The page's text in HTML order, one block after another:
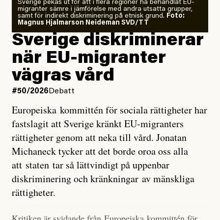
analyserat hur de olika klimatmodellerna bedömer
läget för hur den begynnande El Niño-händelsen ska
utveckla sig. El Niño är ett återkommande
väderfenomen som uppstår när havsvattnet i delar av
Stilla havet blir ovanligt varmt. Det påverkar vädret
över stora delar av världen och under
forskare allt oftare varnat för att den här El Niñon
Det verkar vara en underdrift, menar nu Zeke
Hausfather.
”Det ser ut som att årets El Niño inte bara med stor
sannolikhet kommer att bli den starkaste sedan
tillförlitliga mätningar inleddes – den kan till och med
Sverige pekas ut för att i flera regioner ha behandlat EU-
migranter sämre i jämförelse med andra utsatta grupper,
samt för indirekt diskriminering på etnisk grund. Foto:
Magnus Hjalmarson Neideman SVD/TT
Sverige diskriminerar
när EU-migranter
vägras vård
#50/2026 Debatt
Europeiska kommittén för sociala rättigheter har
fastslagit att Sverige kränkt EU-migranters
rättigheter genom att neka till vård. Jonatan
Michaneck tycker att det borde oroa oss alla
att staten tar så lättvindigt på uppenbar
diskriminering och kränkningar av mänskliga
rättigheter.